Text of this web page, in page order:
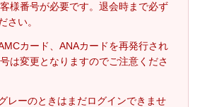
様番号が必要です。退会時まで必ず
さい。
カード、ANAカードを再発行され
は変更となりますのでご注意くださ
レーのときはまだログインできませ